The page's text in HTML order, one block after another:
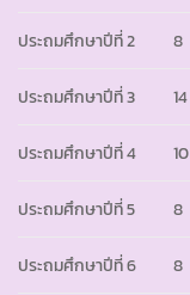
ประถมศึกษาปีที่ 2 8
ประถมศึกษาปีที่ 3 14
ประถมศึกษาปีที่ 4 10
ประถมศึกษาปีที่ 5 8
ประถมศึกษาปีที่ 6 8